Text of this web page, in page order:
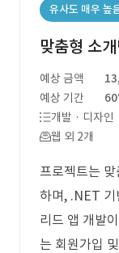
유사도 매우 높
맞춤형 소
예상 금액
예상 기간
60
개발 · 디자인
웹 외 2개
프로젝트는
하며, .NET
리드 앱 개발
는 회원가입